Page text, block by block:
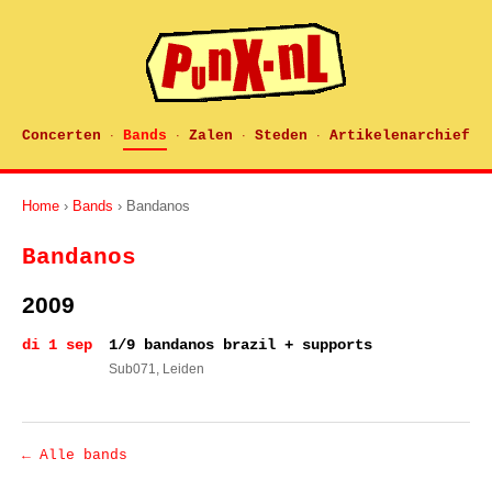
Concerten · Bands · Zalen · Steden · Artikelenarchief
Home › Bands › Bandanos
Bandanos
2009
di 1 sep 1/9 bandanos brazil + supports
Sub071, Leiden
← Alle bands